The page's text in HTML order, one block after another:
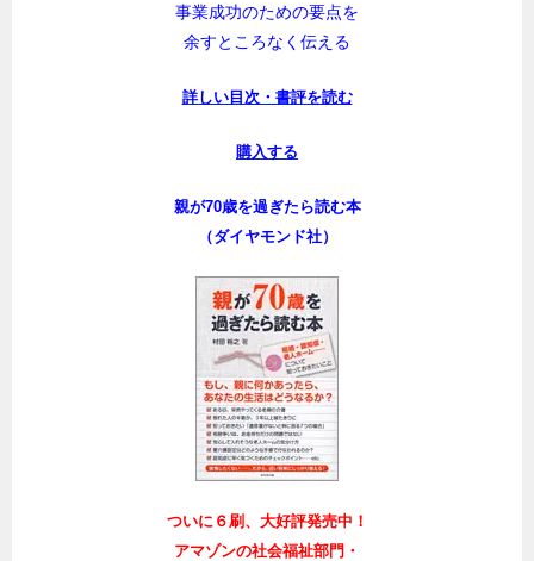
事業成功のための要点を
余すところなく伝える
詳しい目次・書評を読む
購入する
親が70歳を過ぎたら読む本
（ダイヤモンド社）
ついに６刷、大好評発売中！
アマゾンの社会福祉部門・